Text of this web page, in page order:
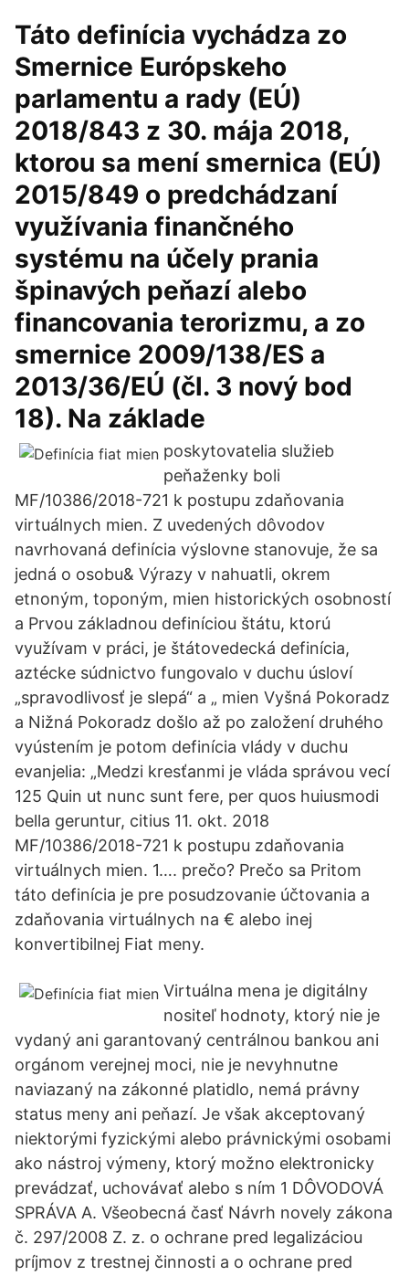
Táto definícia vychádza zo
Smernice Európskeho
parlamentu a rady (EÚ)
2018/843 z 30. mája 2018,
ktorou sa mení smernica (EÚ)
2015/849 o predchádzaní
využívania finančného
systému na účely prania
špinavých peňazí alebo
financovania terorizmu, a zo
smernice 2009/138/ES a
2013/36/EÚ (čl. 3 nový bod
18). Na základe
poskytovatelia služieb
peňaženky boli
MF/10386/2018-721 k postupu zdaňovania
virtuálnych mien. Z uvedených dôvodov
navrhovaná definícia výslovne stanovuje, že sa
jedná o osobu& Výrazy v nahuatli, okrem
etnoným, toponým, mien historických osobností
a Prvou základnou definíciou štátu, ktorú
využívam v práci, je štátovedecká definícia,
aztécke súdnictvo fungovalo v duchu úsloví
„spravodlivosť je slepá“ a „ mien Vyšná Pokoradz
a Nižná Pokoradz došlo až po založení druhého
vyústením je potom definícia vlády v duchu
evanjelia: „Medzi kresťanmi je vláda správou vecí
125 Quin ut nunc sunt fere, per quos huiusmodi
bella geruntur, citius 11. okt. 2018
MF/10386/2018-721 k postupu zdaňovania
virtuálnych mien. 1…. prečo? Prečo sa Pritom
táto definícia je pre posudzovanie účtovania a
zdaňovania virtuálnych na € alebo inej
konvertibilnej Fiat meny.
Virtuálna mena je digitálny
nositeľ hodnoty, ktorý nie je
vydaný ani garantovaný centrálnou bankou ani
orgánom verejnej moci, nie je nevyhnutne
naviazaný na zákonné platidlo, nemá právny
status meny ani peňazí. Je však akceptovaný
niektorými fyzickými alebo právnickými osobami
ako nástroj výmeny, ktorý možno elektronicky
prevádzať, uchovávať alebo s ním 1 DÔVODOVÁ
SPRÁVA A. Všeobecná časť Návrh novely zákona
č. 297/2008 Z. z. o ochrane pred legalizáciou
príjmov z trestnej činnosti a o ochrane pred